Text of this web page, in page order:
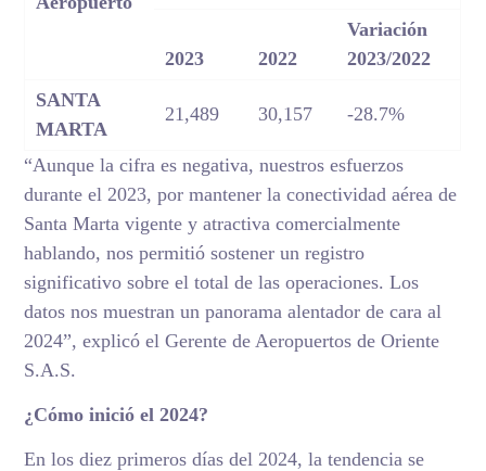
2023 2022
Variación
2023/2022
SANTA
MARTA
21,489 30,157 -28.7%
“Aunque la cifra es negativa, nuestros esfuerzos
durante el 2023, por mantener la conectividad aérea de
Santa Marta vigente y atractiva comercialmente
hablando, nos permitió sostener un registro
significativo sobre el total de las operaciones. Los
datos nos muestran un panorama alentador de cara al
2024”, explicó el Gerente de Aeropuertos de Oriente
S.A.S.
¿Cómo inició el 2024?
En los diez primeros días del 2024, la tendencia se